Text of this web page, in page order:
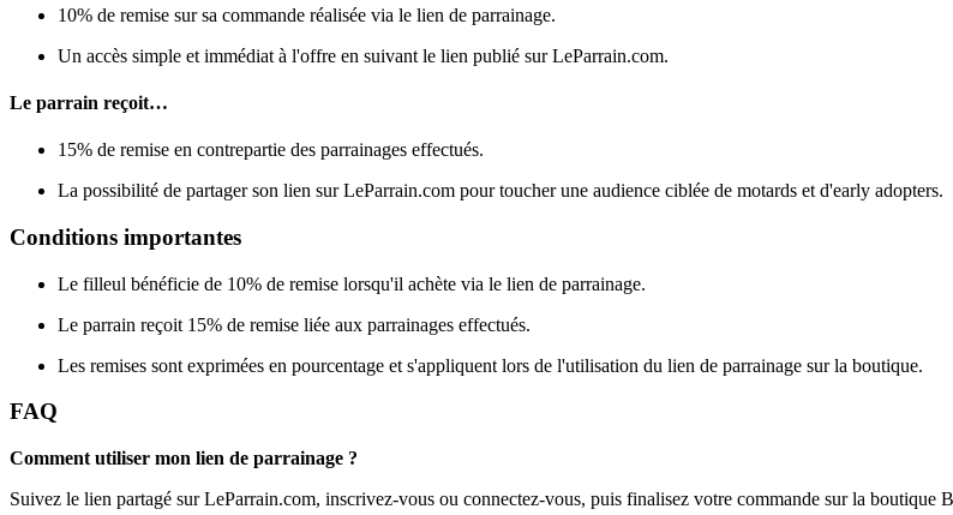
10% de remise sur sa commande réalisée via le lien de parrainage.
Un accès simple et immédiat à l'offre en suivant le lien publié sur LeParrain.com.
Le parrain reçoit…
15% de remise en contrepartie des parrainages effectués.
La possibilité de partager son lien sur LeParrain.com pour toucher une audience ciblée de motards et d'early adopters.
Conditions importantes
Le filleul bénéficie de 10% de remise lorsqu'il achète via le lien de parrainage.
Le parrain reçoit 15% de remise liée aux parrainages effectués.
Les remises sont exprimées en pourcentage et s'appliquent lors de l'utilisation du lien de parrainage sur la boutique.
FAQ
Comment utiliser mon lien de parrainage ?
Suivez le lien partagé sur LeParrain.com, inscrivez-vous ou connectez-vous, puis finalisez votre commande sur la boutique